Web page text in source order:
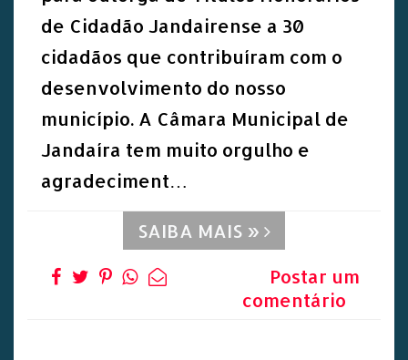
de Cidadão Jandairense a 30
cidadãos que contribuíram com o
desenvolvimento do nosso
município. A Câmara Municipal de
Jandaíra tem muito orgulho e
agradeciment…
SAIBA MAIS »
Postar um
comentário